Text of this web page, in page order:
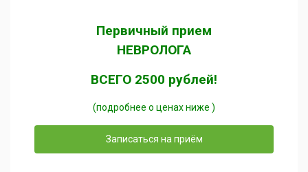
Первичный прием
НЕВРОЛОГА
ВСЕГО 2500 рублей!
(подробнее о ценах ниже )
Записаться на приём